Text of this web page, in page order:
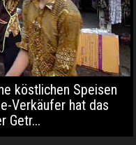
köstlichen Speisen
Verkäufer hat das
Getr...